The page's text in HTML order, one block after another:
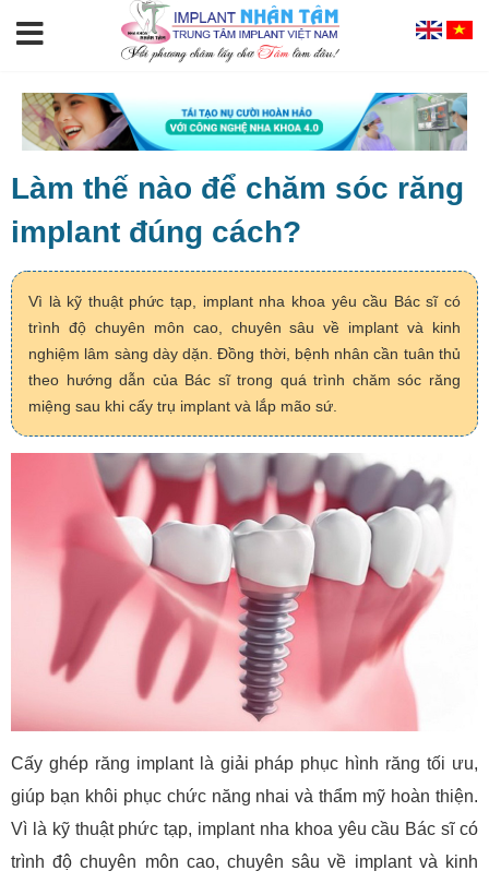
Làm thế nào để chăm sóc răng
implant đúng cách?
Vì là kỹ thuật phức tạp, implant nha khoa yêu cầu Bác sĩ có
trình độ chuyên môn cao, chuyên sâu về implant và kinh
nghiệm lâm sàng dày dặn. Đồng thời, bệnh nhân cần tuân thủ
theo hướng dẫn của Bác sĩ trong quá trình chăm sóc răng
miệng sau khi cấy trụ implant và lắp mão sứ.
Cấy ghép răng implant là giải pháp phục hình răng tối ưu,
giúp bạn khôi phục chức năng nhai và thẩm mỹ hoàn thiện.
Vì là kỹ thuật phức tạp, implant nha khoa yêu cầu Bác sĩ có
trình độ chuyên môn cao, chuyên sâu về implant và kinh